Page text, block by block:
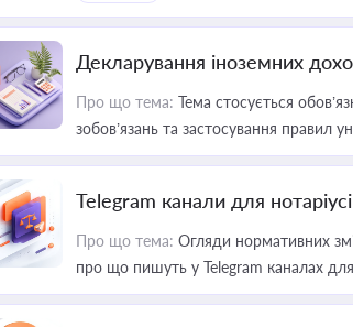
Декларування іноземних
Про що тема: Тема стосується
зобов’язань та застосування правил
Telegram канали для
Про що тема: Огляди нормативних
про що пишуть у Telegram каналах для